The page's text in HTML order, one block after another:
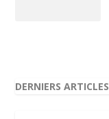
DERNIERS ARTICLES